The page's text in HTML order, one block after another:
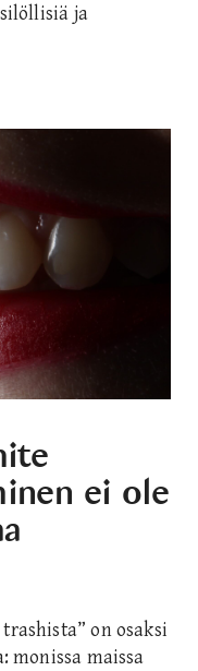
ja
ei ole
on osaksi
maissa